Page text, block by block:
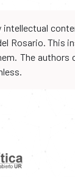
intellectual
Rosario. This
The